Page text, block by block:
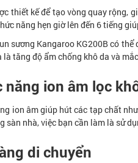
thiết kế để tạo vòng quay rộng,
năng hẹn giờ lên đến 6 tiếng
sương Kangaroo KG200B có
là tăng độ ẩm chống khô da và
năng ion âm lọc
ion âm giúp hút các tạp chất
sàn nhà, việc bạn cần làm là sử
di chuyển